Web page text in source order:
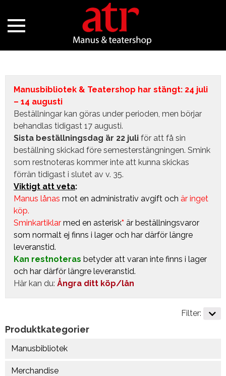
Manusbibliotek & Teatershop har stängt: 24 juli
– 14 augusti
Beställningar kan göras under perioden, men börjar
behandlas tidigast 17 augusti.
Sista beställningsdag är 22 juli för att få sin
beställning skickad före semesterstängningen. Smink
som restnoteras kommer inte att kunna skickas
förrän tidigast i slutet av v. 35.
Viktigt att veta:
Manus lånas mot en administrativ avgift och är inget
köp.
Sminkartiklar med en asterisk* är beställningsvaror
som normalt ej finns i lager och har därför längre
leveranstid.
Kan restnoteras betyder att varan inte finns i lager
och har därför längre leveranstid.
Här kan du: Ångra ditt köp/lån
Produktkategorier
Manusbibliotek
Merchandise
Filter: